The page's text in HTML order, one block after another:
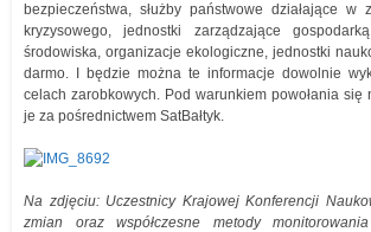
bezpieczeństwa, służby państwowe działające w
kryzysowego, jednostki zarządzające
środowiska, organizacje ekologiczne, jednostki
darmo. I będzie można te informacje dowolnie
celach zarobkowych. Pod warunkiem powołania się
je za pośrednictwem SatBałtyk.
Na zdjęciu: Uczestnicy Krajowej Konferencji
zmian oraz współczesne metody